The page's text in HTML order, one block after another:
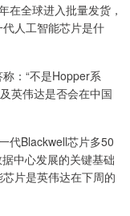
在全球进入批量发货，
人工智能芯片是什
：“不是Hopper系
英伟达是否会在中国
代Blackwell芯片多50
中心发展的关键基础
片是英伟达在下周的